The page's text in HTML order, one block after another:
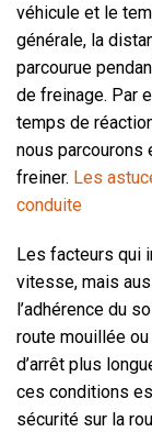
véhicule et le
générale, la
parcourue
de freinage. Par
temps de
nous parcourons
freiner. Les
conduite
Les facteurs qui
vitesse, mais
l’adhérence du
route mouillée
d’arrêt plus
ces conditions
sécurité sur la